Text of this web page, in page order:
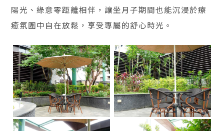
陽光、綠意零距離相伴，讓坐月子期間也能沉浸於療
癒氛圍中自在放鬆，享受專屬的舒心時光。